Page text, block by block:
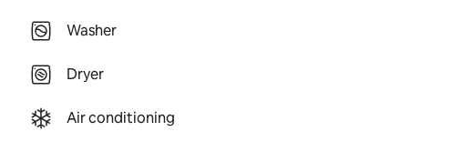
Washer
Dryer
Air conditioning